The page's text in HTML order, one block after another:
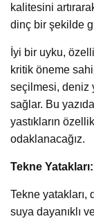
kalitesini
dinç bir şekilde
İyi bir uyku,
kritik öneme
seçilmesi, deniz
sağlar. Bu
yastıkların
odaklanacağız.
Tekne
Tekne yatakları,
suya dayanıklı